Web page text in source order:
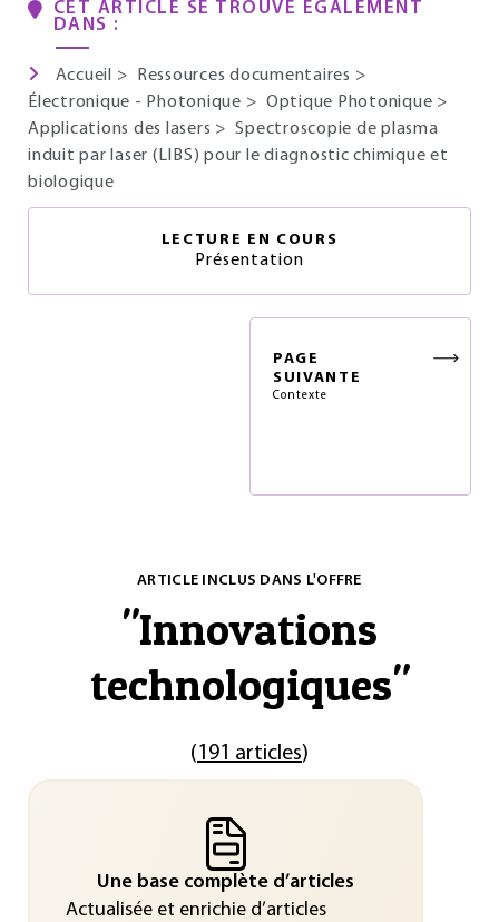
CET ARTICLE SE TROUVE ÉGALEMENT
DANS :
Accueil > Ressources documentaires >
Électronique - Photonique > Optique Photonique >
Applications des lasers >Spectroscopie de plasma
induit par laser (LIBS) pour le diagnostic chimique et
biologique
LECTURE EN COURS
Présentation
PAGE
SUIVANTE
Contexte
ARTICLE INCLUS DANS L'OFFRE
"Innovations
technologiques"
(191 articles)
Une base complète d’articles
Actualisée et enrichie d’articles